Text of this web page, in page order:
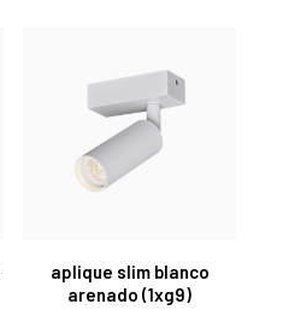
aplique slim blanco
arenado (1xg9)